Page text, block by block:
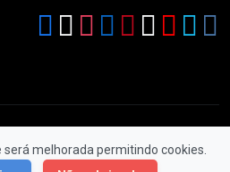
melhorada permitindo cookies.
Todos os Direitos Reservados.